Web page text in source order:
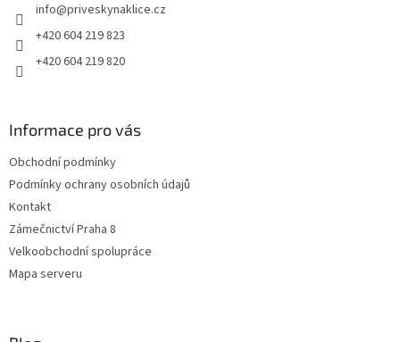
info@priveskynaklice.cz
+420 604 219 823
+420 604 219 820
Informace pro vás
Obchodní podmínky
Podmínky ochrany osobních údajů
Kontakt
Zámečnictví Praha 8
Velkoobchodní spolupráce
Mapa serveru